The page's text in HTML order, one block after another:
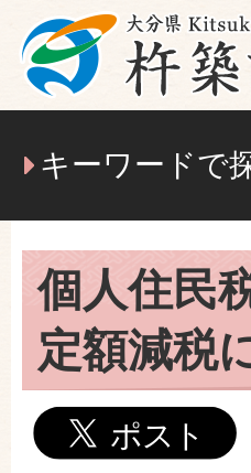
キーワードで
個人住民
定額減税